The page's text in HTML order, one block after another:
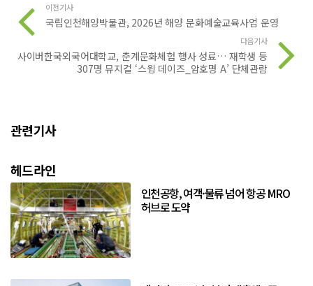
이전기사
국립인천해양박물관, 2026년 해양 문화예술교육사업 운영
다음기사
사이버한국외국어대학교, 춘계문화체험 행사 성료… 재학생 등
307명 뮤지컬 ‘스윙 데이즈_암호명 A’ 단체관람
관련기사
헤드라인
인천공항, 여객·물류 넘어 항공 MRO
허브로 도약